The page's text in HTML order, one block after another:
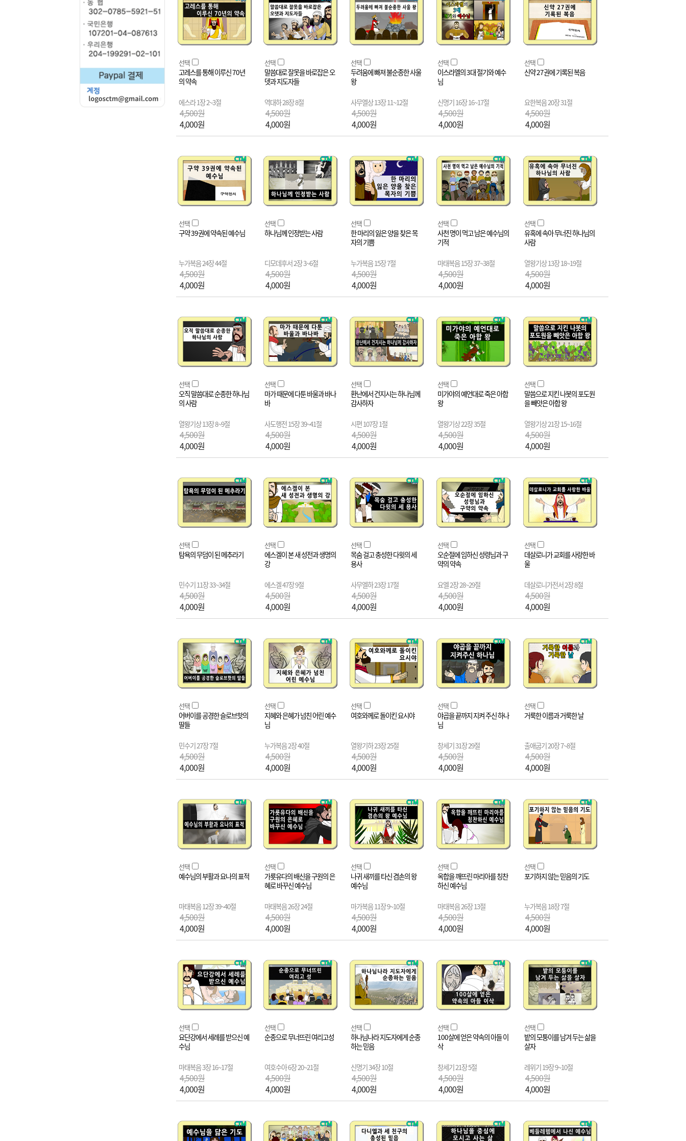
선택
고레스를 통해 이루신 70년
의 약속
에스라 1장 2~3절
4,500원
4,000원
선택
말씀대로 잘못을 바로잡은 오
뎃과 지도자들
역대하 28장 8절
4,500원
4,000원
선택
두려움에 빠져 불순종한 사울
왕
사무엘상 13장 11~12절
4,500원
4,000원
선택
이스라엘의 3대 절기와 예수
님
신명기 16장 16~17절
4,500원
4,000원
선택
신약 27권에 기록된 복음
요한복음 20장 31절
4,500원
4,000원
선택
구약 39권에 약속된 예수님
누가복음 24장 44절
4,500원
4,000원
선택
하나님께 인정받는 사람
디모데후서 2장 3~6절
4,500원
4,000원
선택
한 마리의 잃은 양을 찾은 목
자의 기쁨
누가복음 15장 7절
4,500원
4,000원
선택
사천 명이 먹고 남은 예수님의
기적
마태복음 15장 37~38절
4,500원
4,000원
선택
유혹에 속아 무너진 하나님의
사람
열왕기상 13장 18~19절
4,500원
4,000원
선택
오직 말씀대로 순종한 하나님
의 사람
열왕기상 13장 8~9절
4,500원
4,000원
선택
마가 때문에 다툰 바울과 바나
바
사도행전 15장 39~41절
4,500원
4,000원
선택
환난에서 건지시는 하나님께
감사하자
시편 107장 1절
4,500원
4,000원
선택
미가야의 예언대로 죽은 아합
왕
열왕기상 22장 35절
4,500원
4,000원
선택
말씀으로 지킨 나봇의 포도원
을 빼앗은 아합 왕
열왕기상 21장 15~16절
4,500원
4,000원
선택
탐욕의 무덤이 된 메추라기
민수기 11장 33~34절
4,500원
4,000원
선택
에스겔이 본 새 성전과 생명의
강
에스겔 47장 9절
4,500원
4,000원
선택
목숨 걸고 충성한 다윗의 세
용사
사무엘하 23장 17절
4,500원
4,000원
선택
오순절에 임하신 성령님과 구
약의 약속
요엘 2장 28~29절
4,500원
4,000원
선택
데살로니가 교회를 사랑한 바
울
데살로니가전서 2장 8절
4,500원
4,000원
선택
어버이를 공경한 슬로브핫의
딸들
민수기 27장 7절
4,500원
4,000원
선택
지혜와 은혜가 넘친 어린 예수
님
누가복음 2장 40절
4,500원
4,000원
선택
여호와께로 돌이킨 요시야
열왕기하 23장 25절
4,500원
4,000원
선택
야곱을 끝까지 지켜 주신 하나
님
창세기 31장 29절
4,500원
4,000원
선택
거룩한 이름과 거룩한 날
출애굽기 20장 7~8절
4,500원
4,000원
선택
예수님의 부활과 요나의 표적
마태복음 12장 39~40절
4,500원
4,000원
선택
가룟유다의 배신을 구원의 은
혜로 바꾸신 예수님
마태복음 26장 24절
4,500원
4,000원
선택
나귀 새끼를 타신 겸손의 왕
예수님
마가복음 11장 9~10절
4,500원
4,000원
선택
옥합을 깨뜨린 마리아를 칭찬
하신 예수님
마태복음 26장 13절
4,500원
4,000원
선택
포기하지 않는 믿음의 기도
누가복음 18장 7절
4,500원
4,000원
선택
요단강에서 세례를 받으신 예
수님
마태복음 3장 16~17절
4,500원
4,000원
선택
순종으로 무너뜨린 여리고성
여호수아 6장 20~21절
4,500원
4,000원
선택
하나님나라 지도자에게 순종
하는 믿음
신명기 34장 10절
4,500원
4,000원
선택
100살에 얻은 약속의 아들 이
삭
창세기 21장 5절
4,500원
4,000원
선택
밭의 모퉁이를 남겨 두는 삶을
살자
레위기 19장 9~10절
4,500원
4,000원